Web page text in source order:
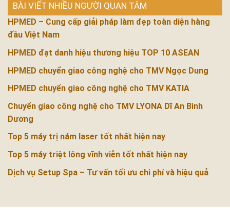
BÀI VIẾT NHIỀU NGƯỜI QUAN TÂM
HPMED – Cung cấp giải pháp làm đẹp toàn diện hàng
đầu Việt Nam
HPMED đạt danh hiệu thương hiệu TOP 10 ASEAN
HPMED chuyển giao công nghệ cho TMV Ngọc Dung
HPMED chuyển giao công nghệ cho TMV KATIA
Chuyển giao công nghệ cho TMV LYONA Dĩ An Bình
Dương
Top 5 máy trị nám laser tốt nhất hiện nay
Top 5 máy triệt lông vĩnh viễn tốt nhất hiện nay
Dịch vụ Setup Spa – Tư vấn tối ưu chi phí và hiệu quả